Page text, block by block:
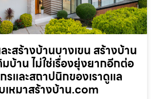
สร้างบ้านบางเขน สร้างบ้าน
บ้าน ไม่ใช่เรื่องยุ่งยากอีกต่อ
รและสถาปนิกของเราดูแล
หมาสร้างบ้าน.com